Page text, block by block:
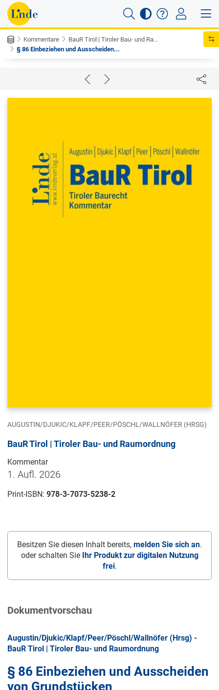
Kommentare
BauR Tirol | Tiroler Bau- und Ra...
§ 86 Einbeziehen und Ausscheiden...
AUGUSTIN/DJUKIC/KLAPF/PEER/PÖSCHL/WALLNÖFER (HRSG)
BauR Tirol | Tiroler Bau- und Raumordnung
Kommentar
1. Aufl. 2026
Print-ISBN: 978-3-7073-5238-2
Besitzen Sie diesen Inhalt bereits, melden Sie sich an.
oder schalten Sie
Ihr Produkt zur digitalen Nutzung
frei.
Dokumentvorschau
Augustin/Djukic/Klapf/Peer/Pöschl/Wallnöfer (Hrsg) -
BauR Tirol | Tiroler Bau- und Raumordnung
§ 86 Einbeziehen und Ausscheiden
von Grundstücken